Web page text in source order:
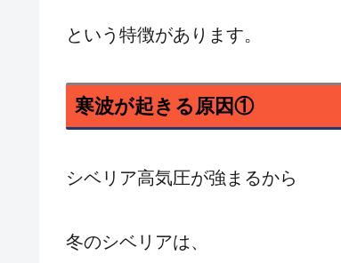
という特徴があります。
寒波が起きる原因①
シベリア高気圧が強まるから
冬のシベリアは、